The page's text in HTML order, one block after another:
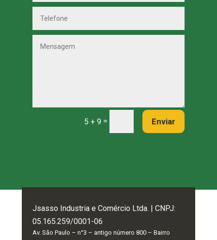
5 + 9 = Enviar
Jsasso Industria e Comércio Ltda. | CNPJ:
05.165.259/0001-06
Av. São Paulo – n°3 – antigo número 800 – Bairro